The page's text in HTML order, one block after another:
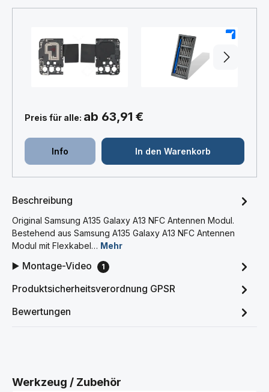
Preis für alle: ab 63,91 €
Info In den Warenkorb
Beschreibung
Original Samsung A135 Galaxy A13 NFC Antennen Modul.
Bestehend aus Samsung A135 Galaxy A13 NFC Antennen
Modul mit Flexkabel… Mehr
▶️ Montage-Video 1
Produktsicherheitsverordnung GPSR
Bewertungen
Produktgalerie überspringen
Werkzeug / Zubehör